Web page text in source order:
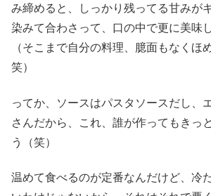
み締めると、しっかり残ってる甘みが
染みて合わさって、口の中で更に美味
（そこまで自分の料理、臆面もなくほ
笑）
ってか、ソースはパスタソースだし、
さんだから、これ、誰が作ってもきっ
う（笑）
温めて食べるのが定番なんだけど、冷